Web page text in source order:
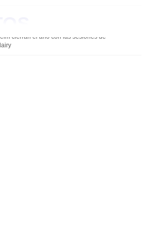
Contagiosa
cierran el año con las sesiones de